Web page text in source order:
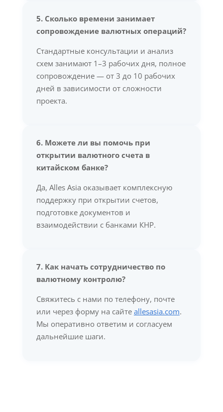
5. Сколько времени занимает
сопровождение валютных операций?
Стандартные консультации и анализ
схем занимают 1–3 рабочих дня, полное
сопровождение — от 3 до 10 рабочих
дней в зависимости от сложности
проекта.
6. Можете ли вы помочь при
открытии валютного счета в
китайском банке?
Да, Alles Asia оказывает комплексную
поддержку при открытии счетов,
подготовке документов и
взаимодействии с банками КНР.
7. Как начать сотрудничество по
валютному контролю?
Свяжитесь с нами по телефону, почте
или через форму на сайте allesasia.com.
Мы оперативно ответим и согласуем
дальнейшие шаги.